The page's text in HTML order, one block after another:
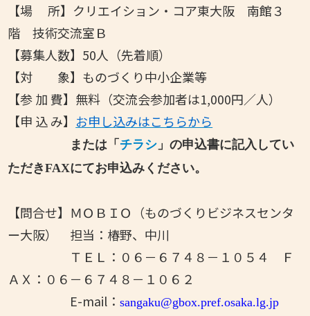
【場 所】クリエイション・コア東大阪 南館３
階 技術交流室Ｂ
【募集人数】50人（先着順）
【対 象】ものづくり中小企業等
【参 加 費】無料（交流会参加者は1,000円／人）
【申 込 み】 お申し込みはこちらから
または「 チラシ 」の申込書に記入してい
ただきFAXにてお申込みください。
【問合せ】ＭＯＢＩＯ（ものづくりビジネスセンタ
ー大阪） 担当：椿野、中川
ＴＥＬ：０６－６７４８－１０５４ Ｆ
ＡＸ：０６－６７４８－１０６２
E-mail：sangaku@gbox.pref.osaka.lg.jp